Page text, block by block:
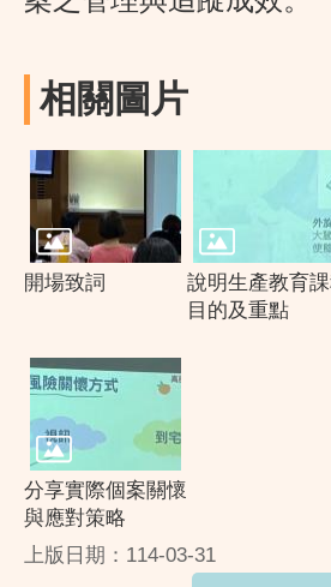
相關圖片
開場致詞
說明生產教育
目的及重點
分享實際個案關懷
與應對策略
上版日期：114-03-31